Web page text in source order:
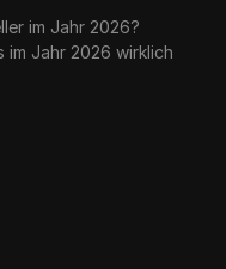
im Jahr 2026?
im Jahr 2026 wirklich